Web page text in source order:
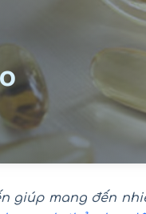
giúp mang đến